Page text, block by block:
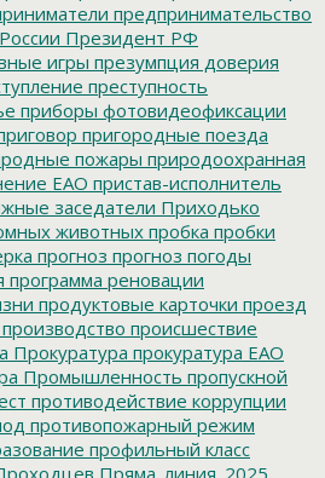
предпринимательство
Президент РФ
игры презумпция доверия
преступность
приборы фотовидеофиксации
пригородные поезда
пожары природоохранная
ЕАО пристав-исполнитель
заседатели Приходько
животных пробка пробки
прогноз прогноз погоды
программа реновации
продуктовые карточки проезд
производство происшествие
Прокуратура прокуратура ЕАО
Промышленность пропускной
противодействие коррупции
противопожарный режим
профильный класс
Пряма_линия_2025